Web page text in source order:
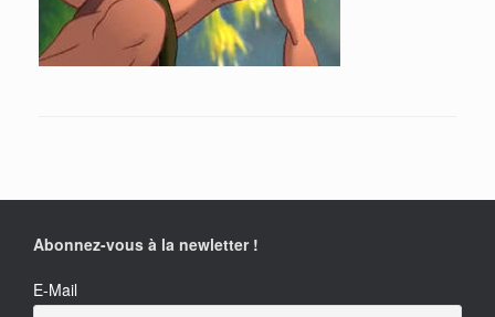
Abonnez-vous à la newletter !
E-Mail